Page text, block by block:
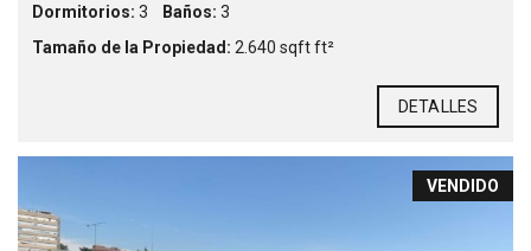
Dormitorios: 3 Baños: 3
Tamaño de la Propiedad: 2.640 sqft ft²
DETALLES
VENDIDO